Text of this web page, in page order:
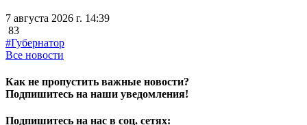
7 августа 2026 г. 14:39
83
#Губернатор
Все новости
Как не пропустить важные новости?
Подпишитесь на наши уведомления!
Подпишитесь на нас в соц. сетях: